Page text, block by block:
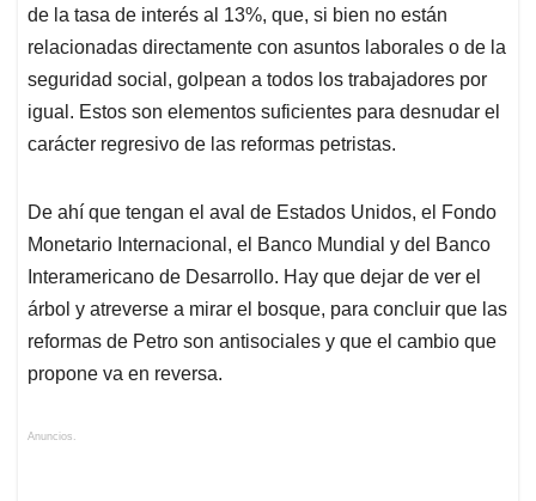
de la tasa de interés al 13%, que, si bien no están
relacionadas directamente con asuntos laborales o de la
seguridad social, golpean a todos los trabajadores por
igual. Estos son elementos suficientes para desnudar el
carácter regresivo de las reformas petristas.
De ahí que tengan el aval de Estados Unidos, el Fondo
Monetario Internacional, el Banco Mundial y del Banco
Interamericano de Desarrollo. Hay que dejar de ver el
árbol y atreverse a mirar el bosque, para concluir que las
reformas de Petro son antisociales y que el cambio que
propone va en reversa.
Anuncios.